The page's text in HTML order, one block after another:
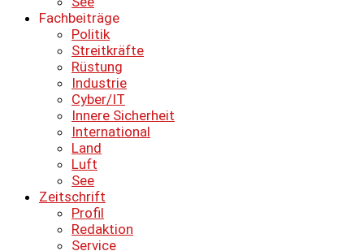
Fachbeiträge
Politik
Streitkräfte
Rüstung
Industrie
Cyber/IT
Innere Sicherheit
International
Land
Luft
See
Zeitschrift
Profil
Redaktion
Service